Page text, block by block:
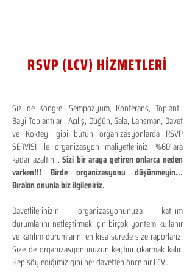
RSVP (LCV) HİZMETLERİ
Siz de Kongre, Sempozyum, Konferans, Toplantı,
Bayi Toplantıları, Açılış, Düğün, Gala, Lansman, Davet
ve Kokteyl gibi bütün organizasyonlarda RSVP
SERVİSİ ile organizasyon maliyetlerinizi %60'lara
kadar azaltın...Sizi bir araya getiren onlarca neden
varken!!! Birde organizasyonu düşünmeyin...
Bırakın onunla biz ilgileniriz.
Davetlilerinizin organizasyonunuza katılım
durumlarını netleştirmek için birçok yöntem kullanır
ve katılım durumlarını en kısa sürede size raporlarız.
Size de organizasyonunuzun keyfini çıkarmak kalır.
Hep söylediğimiz gibi her davetten önce bir LCV...